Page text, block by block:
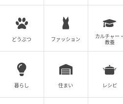
どうぶつ ファッション
カルチャー・
教養
暮らし 住まい レシピ